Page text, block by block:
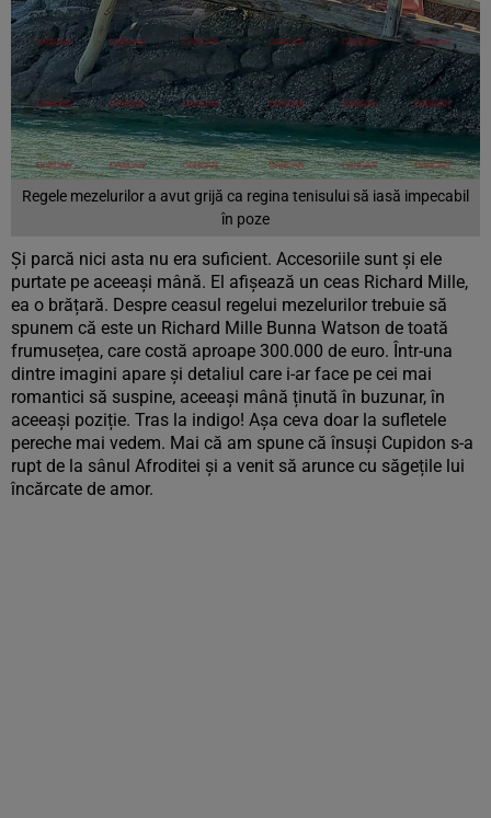
Regele mezelurilor a avut grijă ca regina tenisului să iasă impecabil
în poze
Și parcă nici asta nu era suficient. Accesoriile sunt și ele
purtate pe aceeași mână. El afișează un ceas Richard Mille,
ea o brățară. Despre ceasul regelui mezelurilor trebuie să
spunem că este un Richard Mille Bunna Watson de toată
frumusețea, care costă aproape 300.000 de euro. Într-una
dintre imagini apare și detaliul care i-ar face pe cei mai
romantici să suspine, aceeași mână ținută în buzunar, în
aceeași poziție. Tras la indigo! Așa ceva doar la sufletele
pereche mai vedem. Mai că am spune că însuși Cupidon s-a
rupt de la sânul Afroditei și a venit să arunce cu săgețile lui
încărcate de amor.